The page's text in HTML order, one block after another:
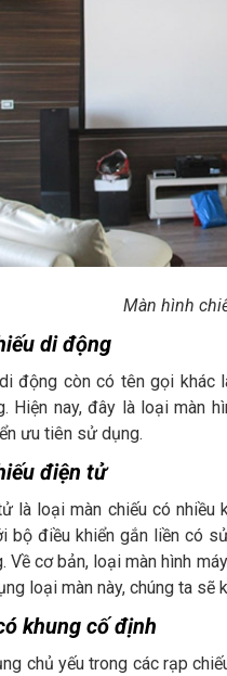
Màn hình
di động
động còn có tên gọi khác
Hiện nay, đây là loại màn
ưu tiên sử dụng.
điện tử
là loại màn chiếu có
bộ điều khiển gắn liền có
Về cơ bản, loại màn hình
loại màn này, chúng ta
khung cố định
chủ yếu trong các rạp